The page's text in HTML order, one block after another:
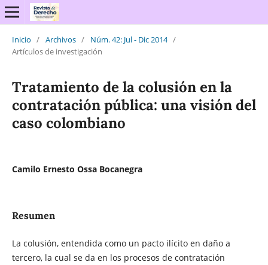
Inicio / Archivos / Núm. 42: Jul - Dic 2014 /
Artículos de investigación
Tratamiento de la colusión en la
contratación pública: una visión del
caso colombiano
Camilo Ernesto Ossa Bocanegra
Resumen
La colusión, entendida como un pacto ilícito en daño a
tercero, la cual se da en los procesos de contratación